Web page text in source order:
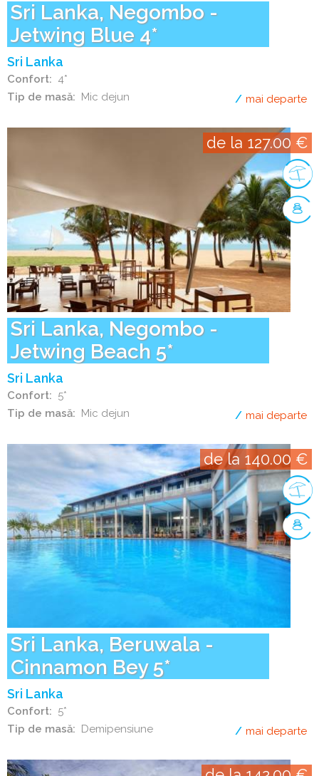
Sri Lanka, Negombo -
Jetwing Blue 4*
Sri Lanka
Confort
4*
Tip de masă
Mic dejun mai departe
Sri Lanka, Negombo -
Jetwing Beach 5*
Sri Lanka
Confort
5*
Tip de masă
Mic dejun
de la 127.00 €
mai departe
Sri Lanka, Beruwala -
Cinnamon Bey 5*
Sri Lanka
Confort
5*
Tip de masă
Demipensiune
de la 140.00 €
mai departe